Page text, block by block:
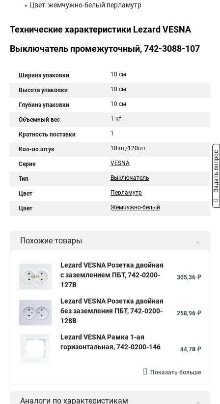
Цвет: жемчужно-белый перламутр
Технические характеристики Lezard VESNA
Выключатель промежуточный, 742-3088-107
Ширина упаковки 10 см
Высота упаковки 10 см
Глубина упаковки 10 см
Объемный вес 1 кг
Кратность поставки 1
Кол-во штук 10шт/120шт
Серия VESNA
Тип Выключатель
Цвет Перламутр
Цвет Жемчужно-белый
Похожие товары
Lezard VESNA Розетка двойная
с заземлением ПБТ, 742-0200-
127B
305,36 ₽
Lezard VESNA Розетка двойная
без заземления ПБТ, 742-0200-
128B
258,96 ₽
Lezard VESNA Рамка 1-ая
горизонтальная, 742-0200-146
44,78 ₽
Показать больше
Аналоги по характеристикам
Задать вопрос